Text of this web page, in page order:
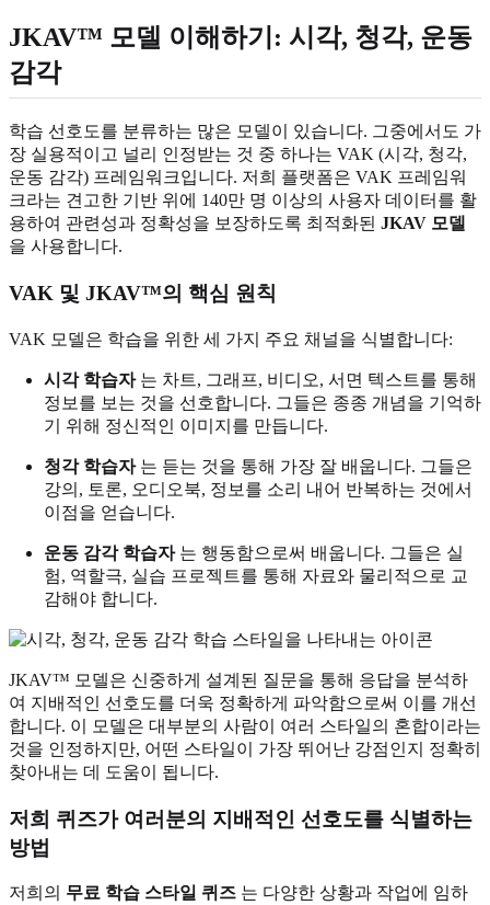
JKAV™ 모델 이해하기: 시각, 청각, 운동
감각
학습 선호도를 분류하는 많은 모델이 있습니다. 그중에서도 가
장 실용적이고 널리 인정받는 것 중 하나는 VAK (시각, 청각,
운동 감각) 프레임워크입니다. 저희 플랫폼은 VAK 프레임워
크라는 견고한 기반 위에 140만 명 이상의 사용자 데이터를 활
용하여 관련성과 정확성을 보장하도록 최적화된 JKAV 모델
을 사용합니다.
VAK 및 JKAV™의 핵심 원칙
VAK 모델은 학습을 위한 세 가지 주요 채널을 식별합니다:
시각 학습자는 차트, 그래프, 비디오, 서면 텍스트를 통해
정보를 보는 것을 선호합니다. 그들은 종종 개념을 기억하
기 위해 정신적인 이미지를 만듭니다.
청각 학습자는 듣는 것을 통해 가장 잘 배웁니다. 그들은
강의, 토론, 오디오북, 정보를 소리 내어 반복하는 것에서
이점을 얻습니다.
운동 감각 학습자는 행동함으로써 배웁니다. 그들은 실
험, 역할극, 실습 프로젝트를 통해 자료와 물리적으로 교
감해야 합니다.
JKAV™ 모델은 신중하게 설계된 질문을 통해 응답을 분석하
여 지배적인 선호도를 더욱 정확하게 파악함으로써 이를 개선
합니다. 이 모델은 대부분의 사람이 여러 스타일의 혼합이라는
것을 인정하지만, 어떤 스타일이 가장 뛰어난 강점인지 정확히
찾아내는 데 도움이 됩니다.
저희 퀴즈가 여러분의 지배적인 선호도를 식별하는
방법
저희의 무료 학습 스타일 퀴즈 는 다양한 상황과 작업에 임하